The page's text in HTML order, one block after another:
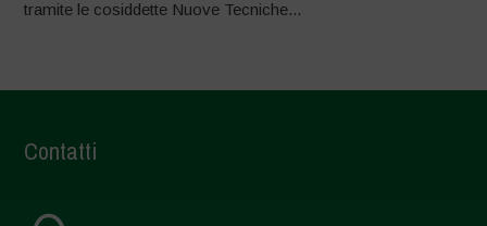
tramite le cosiddette Nuove Tecniche...
Contatti